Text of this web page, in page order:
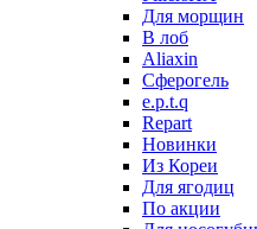
Для морщин
В лоб
Aliaxin
Сферогель
e.p.t.q
Repart
Новинки
Из Кореи
Для ягодиц
По акции